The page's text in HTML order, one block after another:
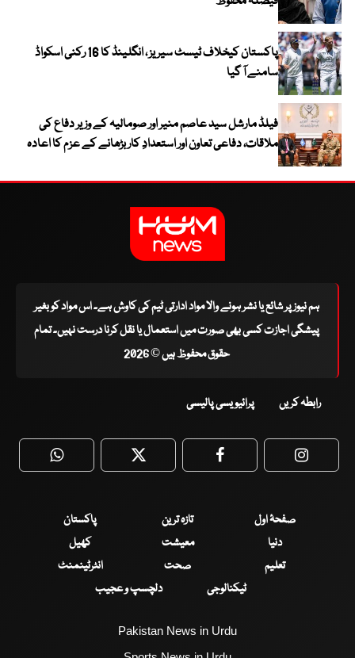
پاکستان کیخلاف ٹیسٹ سیریز ، انگلینڈ کا 16 رکنی اسکواڈ
سامنے آ گیا
فیلڈ مارشل سید عاصم منیر اور صومالیہ کے وزیر دفاع کی
ملاقات، دفاعی تعاون اور استعدادِ کار بڑھانے کے عزم کا اعادہ
ہم نیوز پر شائع یا نشر ہونے والا مواد ادارتی ٹیم کی کاوش ہے۔ اس مواد کو بغیر
پیشگی اجازت کسی بھی صورت میں استعمال یا نقل کرنا درست نہیں۔ تمام
حقوق محفوظ ہیں © 2026
رابطہ کریں پرائیویسی پالیسی
WhatsApp Twitter Facebook
صفحۂ اول تازہ ترین
پاکستان
دنیا
معیشت
کھیل
تعلیم
صحت
انٹرٹینمنٹ
ٹیکنالوجی
دلچسپ و عجیب
Pakistan News in Urdu